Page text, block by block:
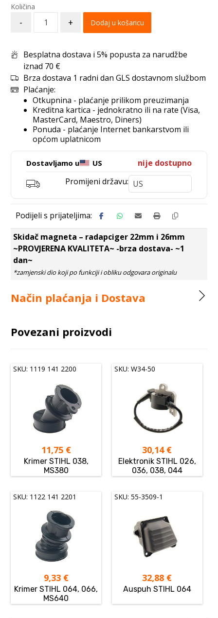
- + Dodaj u košaricu
Besplatna dostava i 5% popusta za narudžbe
iznad 70 €
Brza dostava 1 radni dan GLS dostavnom službom
Plaćanje:
Otkupnina - plaćanje prilikom preuzimanja
Kreditna kartica - jednokratno ili na rate (Visa,
MasterCard, Maestro, Diners)
Ponuda - plaćanje Internet bankarstvom ili
općom uplatnicom
Dostavljamo u US
nije dostupno
Promijeni državu:
Skidač magneta – radapciger 22mm i 26mm
~PROVJERENA KVALITETA~ -brza dostava- ~1
dan~
Način plaćanja i Dostava
Povezani proizvodi
SKU: 1119 141 2200
11,75 €
Krimer STIHL 038,
MS380
SKU: W34-50
30,14 €
Elektronik STIHL 026,
036, 038, 044
SKU: 1122 141 2201
9,33 €
Krimer STIHL 064, 066,
MS640
SKU: 55-3509-1
32,88 €
Auspuh STIHL 064